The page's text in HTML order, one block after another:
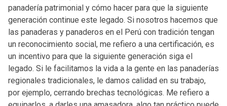
panadería patrimonial y cómo hacer para que la siguiente
generación continue este legado. Si nosotros hacemos que
las panaderas y panaderos en el Perú con tradición tengan
un reconocimiento social, me refiero a una certificación, es
un incentivo para que la siguiente generación siga el
legado. Si le facilitamos la vida a la gente en las panaderías
regionales tradicionales, le damos calidad en su trabajo,
por ejemplo, cerrando brechas tecnológicas. Me refiero a